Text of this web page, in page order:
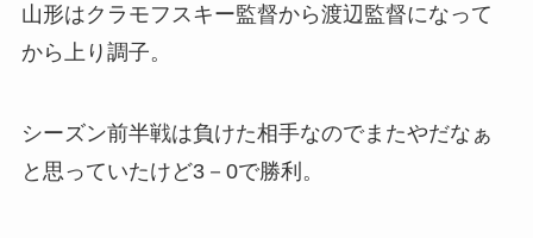
山形はクラモフスキー監督から渡辺監督になって
から上り調子。
シーズン前半戦は負けた相手なのでまたやだなぁ
と思っていたけど3－0で勝利。